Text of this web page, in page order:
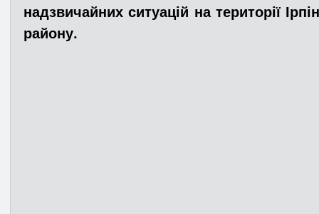
Адмінпротокол
надзвичайних ситуацій на території
району.